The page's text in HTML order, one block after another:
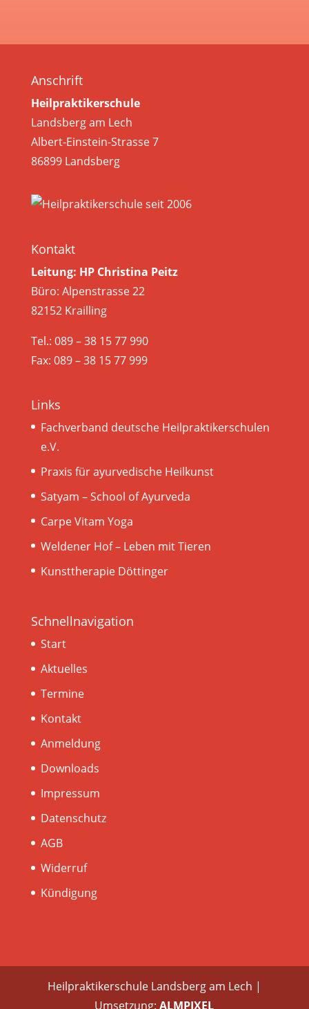
Anschrift
Heilpraktikerschule
Landsberg am Lech
Albert-Einstein-Strasse 7
86899 Landsberg
Kontakt
Leitung: HP Christina Peitz
Büro: Alpenstrasse 22
82152 Krailling
Tel.: 089 – 38 15 77 990
Fax: 089 – 38 15 77 999
Links
Fachverband deutsche Heilpraktikerschulen
e.V.
Praxis für ayurvedische Heilkunst
Satyam – School of Ayurveda
Carpe Vitam Yoga
Weldener Hof – Leben mit Tieren
Kunsttherapie Döttinger
Schnellnavigation
Start
Aktuelles
Termine
Kontakt
Anmeldung
Downloads
Impressum
Datenschutz
AGB
Widerruf
Kündigung
Heilpraktikerschule Landsberg am Lech |
Umsetzung:ALMPIXEL